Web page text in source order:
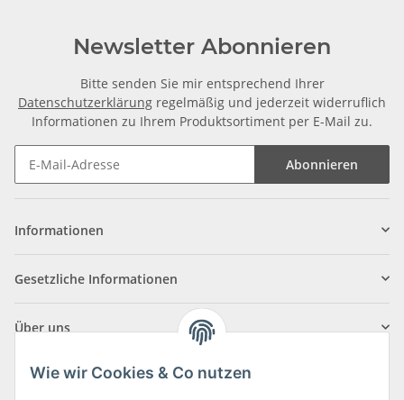
Newsletter Abonnieren
Bitte senden Sie mir entsprechend Ihrer
Datenschutzerklärung regelmäßig und jederzeit widerruflich
Informationen zu Ihrem Produktsortiment per E-Mail zu.
Abonnieren
Informationen
Gesetzliche Informationen
Über uns
Wie wir Cookies & Co nutzen